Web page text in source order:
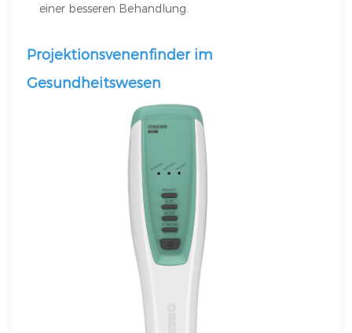
einer besseren Behandlung.
Projektionsvenenfinder im
Gesundheitswesen